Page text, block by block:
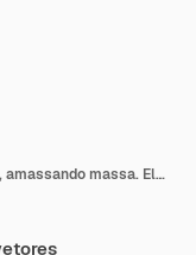
Mulher de avental cozinha na cozinha, amassando massa. Ela está segurando um ovo.